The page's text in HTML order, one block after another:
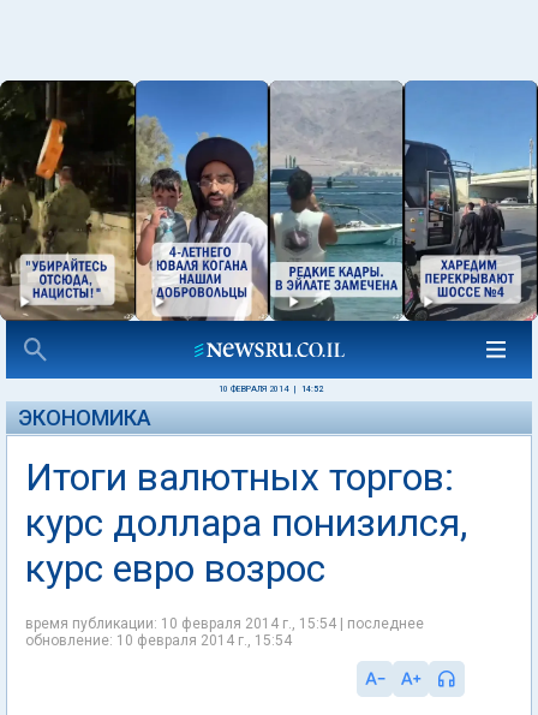
10 ФЕВРАЛЯ 2014 14:52
ЭКОНОМИКА
Итоги валютных торгов:
курс доллара понизился,
курс евро возрос
время публикации: 10 февраля 2014 г., 15:54 | последнее
обновление: 10 февраля 2014 г., 15:54